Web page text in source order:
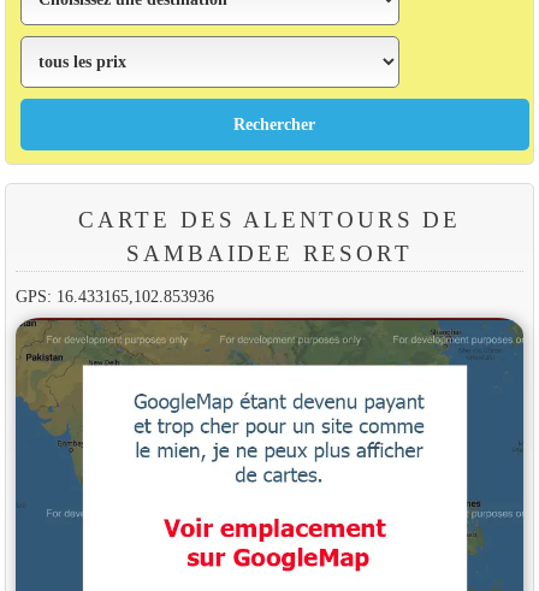
CARTE DES ALENTOURS DE
SAMBAIDEE RESORT
GPS: 16.433165,102.853936